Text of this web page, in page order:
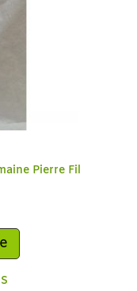
Pierre Fil